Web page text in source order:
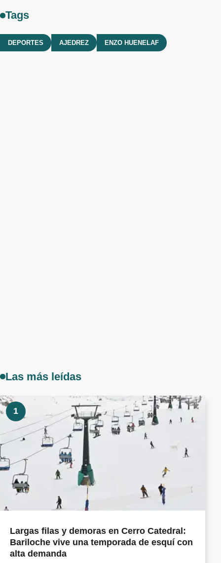
Tags
DEPORTES AJEDREZ ENZO HUENELAF
Las más leídas
1
Largas filas y demoras en Cerro Catedral:
Bariloche vive una temporada de esquí con
alta demanda